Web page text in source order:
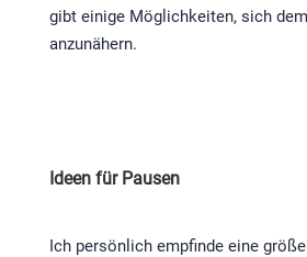
gibt einige Möglichkeiten, sich
anzunähern.
Ideen für Pausen
Ich persönlich empfinde eine